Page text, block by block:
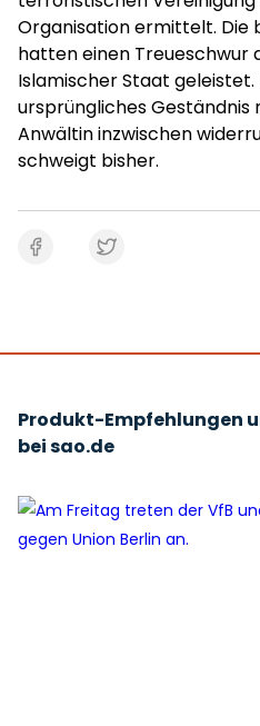
Organisation ermittelt. Die
hatten einen Treueschwur
Islamischer Staat
ursprüngliches Geständnis
Anwältin inzwischen
schweigt bisher.
Produkt-Empfehlungen
bei sao.de